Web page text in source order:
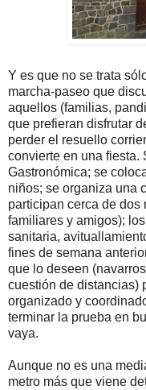
Y es que no se trata
marcha-paseo que
aquellos (familias,
que prefieran disfrutar
perder el resuello
convierte en una fiesta.
Gastronómica; se
niños; se organiza una
participan cerca de dos
familiares y amigos);
sanitaria,
fines de semana
que lo deseen
cuestión de distancias)
organizado y
terminar la prueba en
vaya.
Aunque no es una
metro más que viene